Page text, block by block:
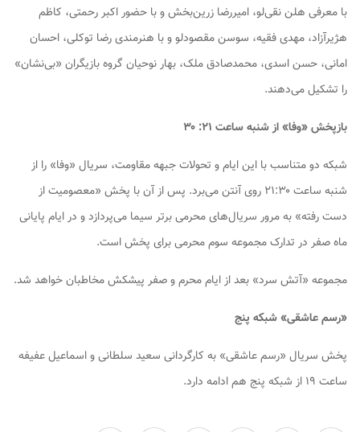
با معرفی هلن نقی‌لو، امیررضا زرین‌بخش و با حضور اکبر رحمتی، کاظم
هژیرآزاد، مهدی فقیه، سوسن مقصودلو و با هنرمندی رضا توکلی، احسان
امانی، حسن اسدی، محمدصادق ملک، بهار نوحیان گروه بازیگران «بی‌نشان»
را تشکیل می‌دهند.
بازپخش «وفا» از شنبه ساعت ۲۱: ۳۰
شبکه دو متناسب با این ایام و تحولات جبهه مقاومت، سریال «وفا» را از
شنبه ساعت ۲۱:۳۰ روی آنتن می‌برد. پس از آن با پخش «معصومیت از
دست رفته» به مرور سریال‌های محرمی برتر سیما می‌پردازد و در ایام پایانی
ماه صفر در تدارک مجموعه سوم محرمی برای پخش است.
مجموعه «آتش سرد» بعد از ایام محرم و صفر پیشکش مخاطبان خواهد شد.
«رسم عاشقی» شبکه پنج
پخش سریال «رسم عاشقی» به کارگردانی سعید سلطانی و اسماعیل عفیفه
ساعت ۱۹ از شبکه پنج هم ادامه دارد.